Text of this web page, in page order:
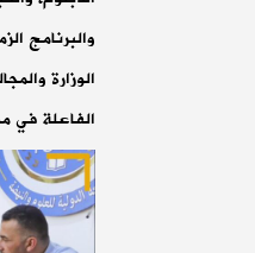
والبرنامج
الوزارة
الفاعلة في